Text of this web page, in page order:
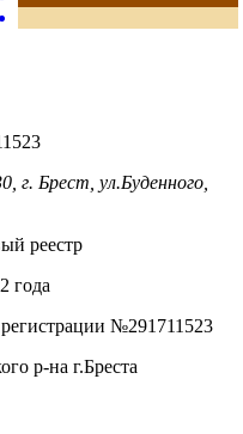
Брест, ул.Буденного,
реестр
года
№291711523
р-на г.Бреста